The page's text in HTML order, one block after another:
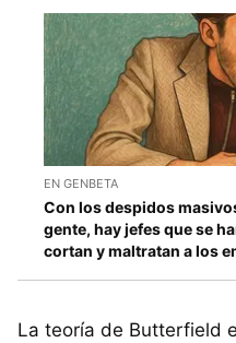
EN GENBETA
Con los despidos
gente, hay jefes que se
cortan y maltratan a los
La teoría de Butterfield